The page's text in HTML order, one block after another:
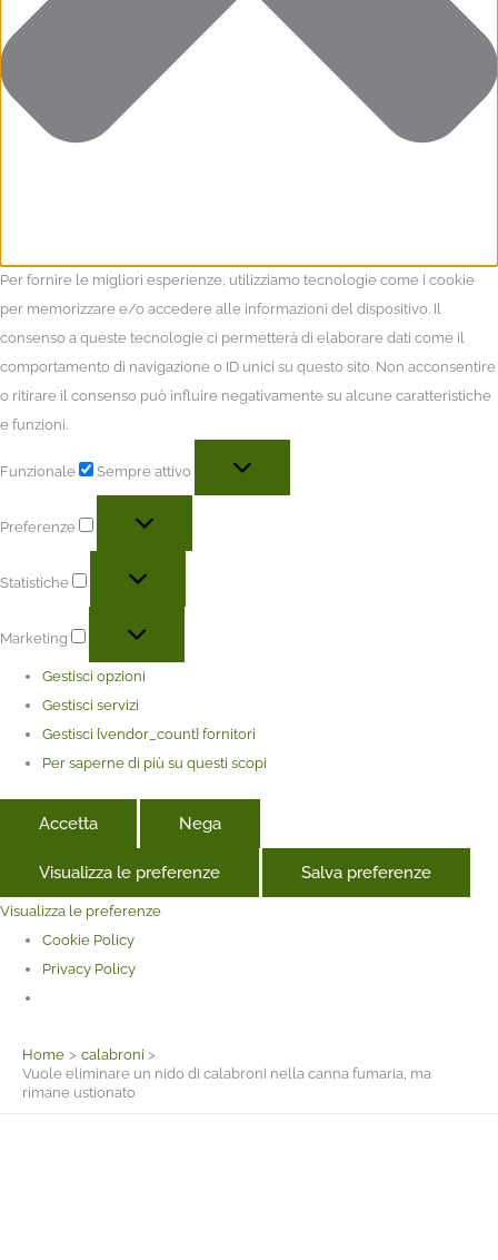
Per fornire le migliori esperienze, utilizziamo tecnologie come i cookie
per memorizzare e/o accedere alle informazioni del dispositivo. Il
consenso a queste tecnologie ci permetterà di elaborare dati come il
comportamento di navigazione o ID unici su questo sito. Non acconsentire
o ritirare il consenso può influire negativamente su alcune caratteristiche
e funzioni.
Funzionale Sempre attivo
Preferenze
Statistiche
Marketing
Gestisci opzioni
Gestisci servizi
Gestisci {vendor_count} fornitori
Per saperne di più su questi scopi
Accetta Nega
Visualizza le preferenze Salva preferenze
Visualizza le preferenze
Cookie Policy
Privacy Policy
Home
calabroni
Vuole eliminare un nido di calabroni nella canna fumaria, ma
rimane ustionato